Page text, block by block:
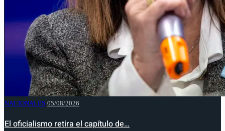
NACIONALES 05/08/2026
El oficialismo retira el capítulo de…